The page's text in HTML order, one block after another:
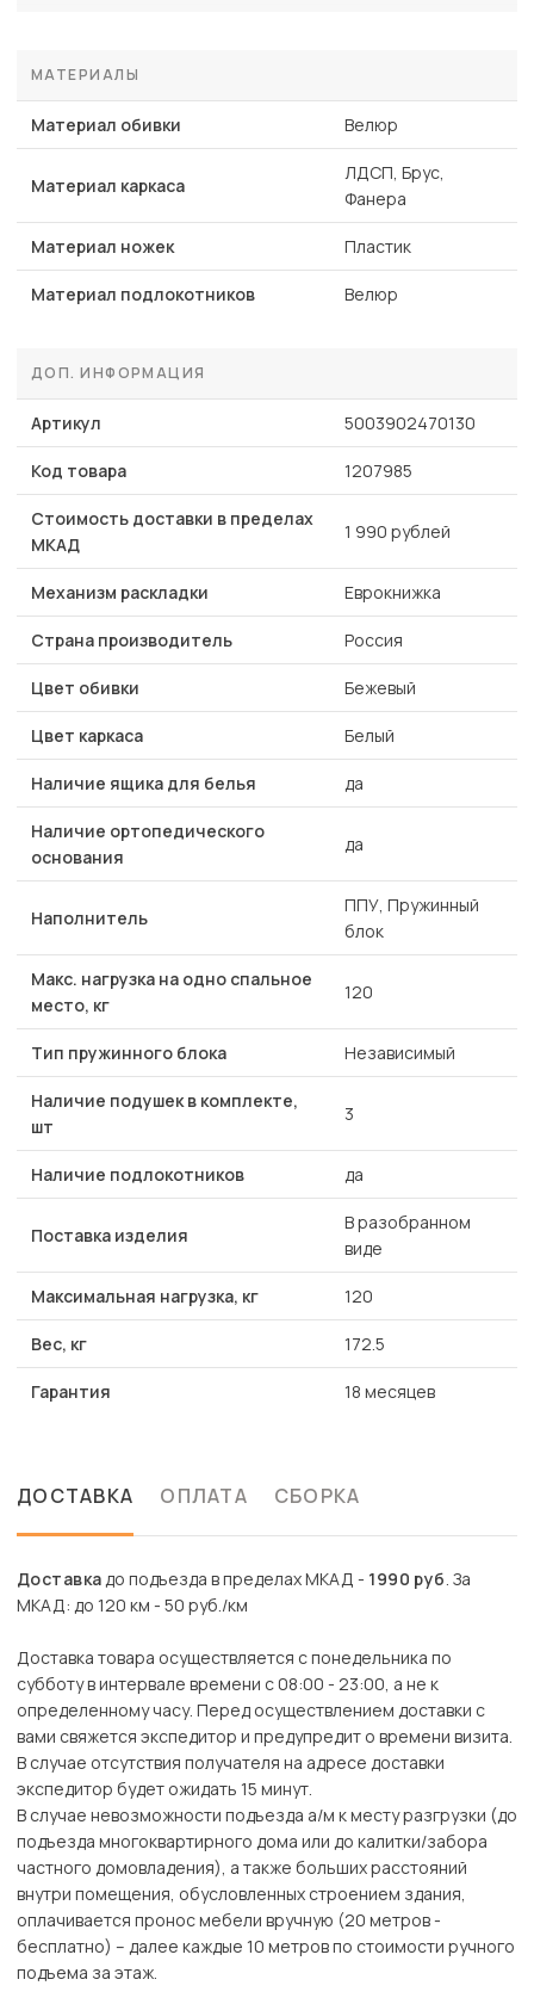
МАТЕРИАЛЫ
Материал обивки Велюр
Материал каркаса
ЛДСП, Брус,
Фанера
Материал ножек Пластик
Материал подлокотников Велюр
ДОП. ИНФОРМАЦИЯ
Артикул 5003902470130
Код товара 1207985
Стоимость доставки в пределах
МКАД
1 990 рублей
Механизм раскладки Еврокнижка
Страна производитель Россия
Цвет обивки Бежевый
Цвет каркаса Белый
Наличие ящика для белья да
Наличие ортопедического
основания
да
Наполнитель
ППУ, Пружинный
блок
Макс. нагрузка на одно спальное
место, кг
120
Тип пружинного блока Независимый
Наличие подушек в комплекте,
шт
3
Наличие подлокотников да
Поставка изделия
В разобранном
виде
Максимальная нагрузка, кг 120
Вес, кг 172.5
Гарантия 18 месяцев
ДОСТАВКА ОПЛАТА СБОРКА
Доставкадо подъезда в пределах МКАД - 1990 руб. За
МКАД: до 120 км - 50 руб./км
Доставка товара осуществляется с понедельника по
субботу в интервале времени с 08:00 - 23:00, а не к
определенному часу. Перед осуществлением доставки с
вами свяжется экспедитор и предупредит о времени визита.
В случае отсутствия получателя на адресе доставки
экспедитор будет ожидать 15 минут.
В случае невозможности подъезда а/м к месту разгрузки (до
подъезда многоквартирного дома или до калитки/забора
частного домовладения), а также больших расстояний
внутри помещения, обусловленных строением здания,
оплачивается пронос мебели вручную (20 метров -
бесплатно) – далее каждые 10 метров по стоимости ручного
подъема за этаж.